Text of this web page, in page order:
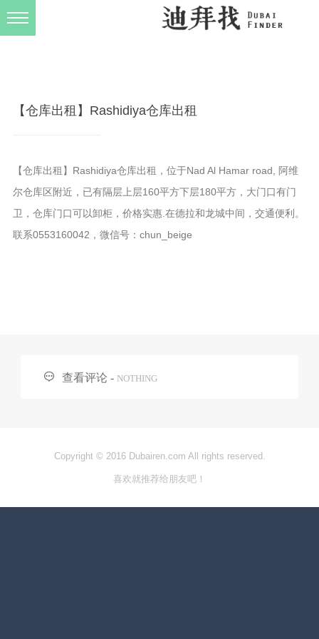
【仓库出租】Rashidiya仓库出租
【仓库出租】Rashidiya仓库出租，位于Nad Al Hamar road, 阿维
尔仓库区附近，已有隔层上层160平方下层180平方，大门口有门
卫，仓库门口可以卸柜，价格实惠.在德拉和龙城中间，交通便利。
联系0553160042，微信号：chun_beige
 查看评论 - NOTHING
Copyright © 2016 Dubairen.com All rights reserved.
喜欢就推荐给朋友吧！